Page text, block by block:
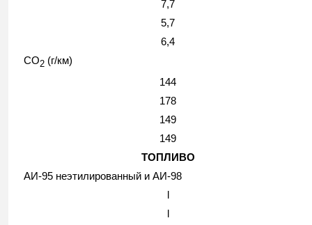
7,7
5,7
6,4
CO2 (г/км)
144
178
149
149
ТОПЛИВО
АИ-95 неэтилированный и АИ-98
l
l